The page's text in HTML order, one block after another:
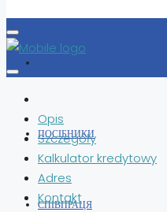
ПОСІБНИКИ
СПІВПРАЦЯ
Opis
Szczegóły
Kalkulator kredytowy
Adres
Kontakt